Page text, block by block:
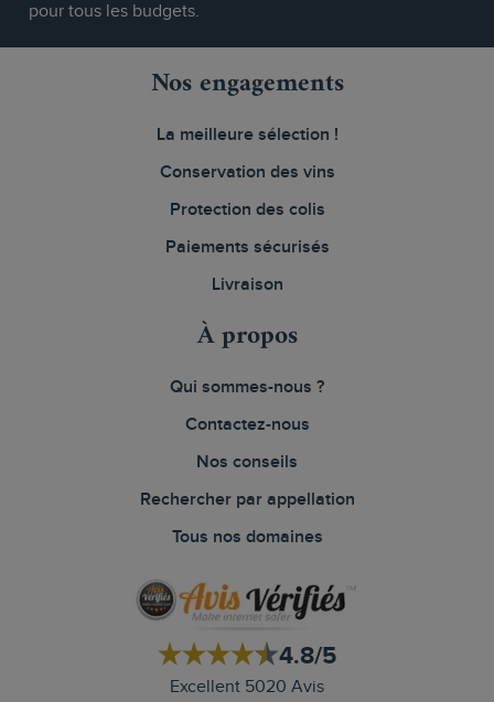
pour tous les budgets.
Nos engagements
La meilleure sélection !
Conservation des vins
Protection des colis
Paiements sécurisés
Livraison
À propos
Qui sommes-nous ?
Contactez-nous
Nos conseils
Rechercher par appellation
Tous nos domaines
4.8/5
Excellent 5020 Avis